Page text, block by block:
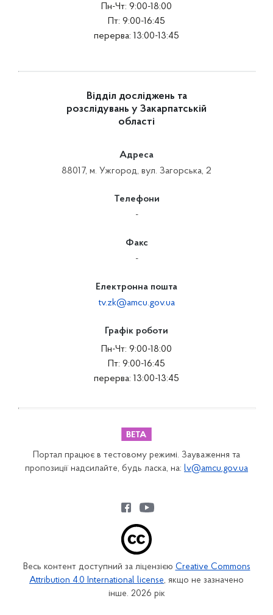
Пн-Чт: 9:00-18:00
Пт: 9:00-16:45
перерва: 13:00-13:45
Відділ досліджень та
розслідувань у Закарпатській
області
Адреса
88017, м. Ужгород, вул. Загорська, 2
Телефони
-
Факс
-
Електронна пошта
tv.zk@amcu.gov.ua
Графік роботи
Пн-Чт: 9:00-18:00
Пт: 9:00-16:45
перерва: 13:00-13:45
Портал працює в тестовому режимі. Зауваження та
пропозиції надсилайте, будь ласка, на: lv@amcu.gov.ua
Весь контент доступний за ліцензією Creative Commons
Attribution 4.0 International license, якщо не зазначено
інше. 2026 рік